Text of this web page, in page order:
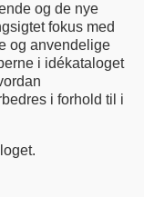
og de nye
fokus med
og anvendelige
i idékataloget
i forhold til i